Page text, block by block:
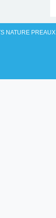
NATURE PREAUX